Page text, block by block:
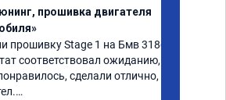
прошивка двигателя
прошивку Stage 1 на Бмв 318d,
соответствовал ожиданию, все
сделали отлично, то